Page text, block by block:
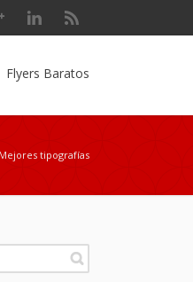
Flyers Baratos
Mejores tipografías